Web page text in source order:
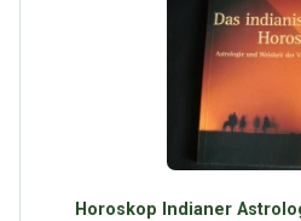
Horoskop Indianer